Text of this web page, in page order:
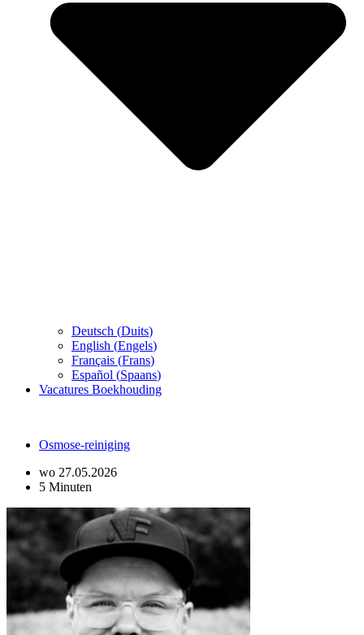
Deutsch (Duits)
English (Engels)
Français (Frans)
Español (Spaans)
Vacatures Boekhouding
Osmose-reiniging
wo 27.05.2026
5 Minuten